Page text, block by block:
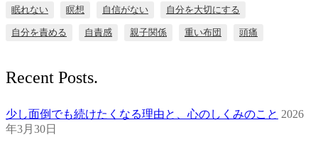
眠れない 瞑想 自信がない 自分を大切にする
自分を責める 自責感 親子関係 重い布団 頭痛
Recent Posts.
少し面倒でも続けたくなる理由と、心のしくみのこと 2026
年3月30日